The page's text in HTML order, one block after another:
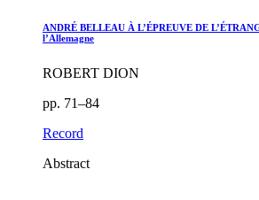
ANDRÉ BELLEAU À L’ÉPREUVE DE
l’Allemagne
ROBERT DION
pp. 71–84
Record
Abstract